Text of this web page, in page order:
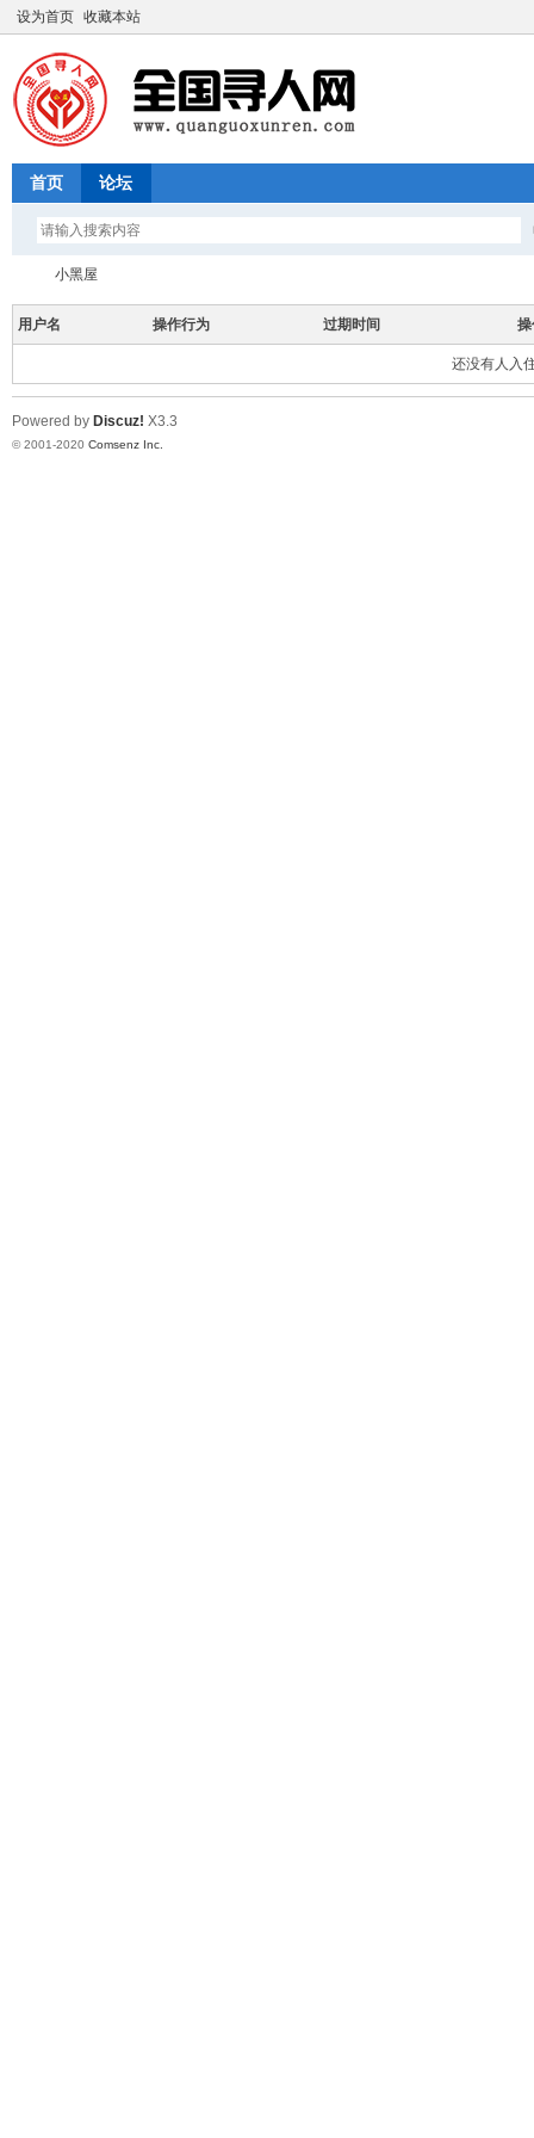
设为首页 收藏本站
首页 论坛
小黑屋
用户名 操作行为 过期时间
还没有人入
Powered by Discuz! X3.3
© 2001-2020 Comsenz Inc.